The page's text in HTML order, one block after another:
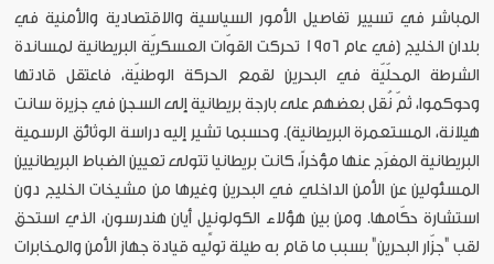
المباشر في تسيير تفاصيل الأمور السياسية والاقتصادية والأمنية في
بلدان الخليج (في عام 1956 تحركت القوّات العسكريّة البريطانية لمساندة
الشرطة المحلّيّة في البحرين لقمع الحركة الوطنيّة، فاعتقل قادتها
وحوكموا، ثمّ نُقل بعضهم على بارجة بريطانية إلى السجن في جزيرة سانت
هيلانة، المستعمرة البريطانية). وحسبما تشير إليه دراسة الوثائق الرسمية
البريطانية المفرَج عنها مؤخراً، كانت بريطانيا تتولى تعيين الضباط البريطانيين
المسئولين عن الأمن الداخلي في البحرين وغيرها من مشيخات الخليج دون
استشارة حكّامها. ومن بين هؤلاء الكولونيل أيان هندرسون، الذي استحق
لقب "جزّار البحرين" بسبب ما قام به طيلة تولِّيه قيادة جهاز الأمن والمخابرات